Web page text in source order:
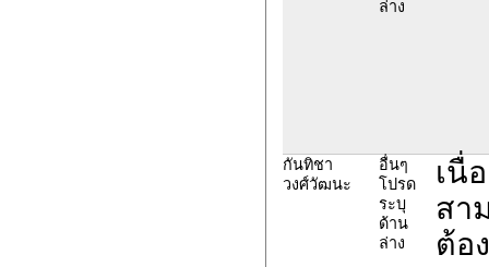
ล่าง
กันทิชา
วงศ์วัฒนะ
อื่นๆ
โปรด
ระบุ
ด้าน
ล่าง
เนื่
สา
ต้อ